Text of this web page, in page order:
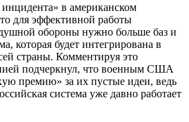
в американском
для эффективной работы
обороны нужно больше баз и
которая будет интегрирована в
страны. Комментируя это
подчеркнул, что военным США
премию» за их пустые идеи, ведь
система уже давно работает